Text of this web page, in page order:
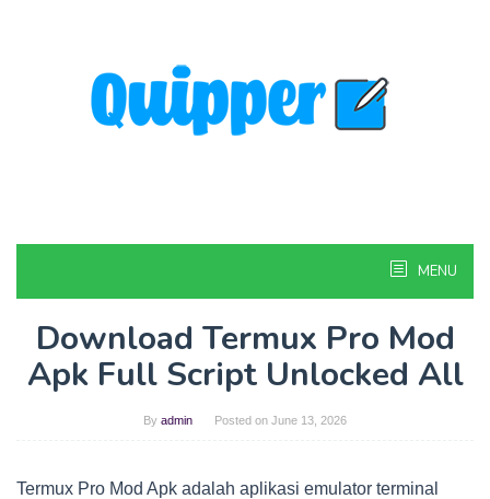
MENU
Download Termux Pro Mod
Apk Full Script Unlocked All
By admin Posted on June 13, 2026
Termux Pro Mod Apk adalah aplikasi emulator terminal